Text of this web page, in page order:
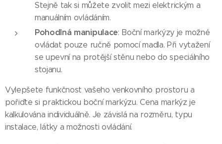
Stejně tak si můžete zvolit mezi elektrickým a
manuálním ovládáním.
Pohodlná manipulace: Boční markýzy je možné
ovládat pouze ručně pomocí madla. Při vytažení
se upevní na protější stěnu nebo do speciálního
stojanu.
Vylepšete funkčnost vašeho venkovního prostoru a
pořiďte si praktickou boční markýzu. Cena markýz je
kalkulována individuálně. Je závislá na rozměru, typu
instalace, látky a možnosti ovládání.